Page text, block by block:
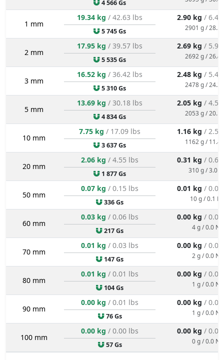
4 566 Gs
1 mm
19.34 kg / 42.63 lbs
5 745 Gs
2.90 kg /
2901 g / 28.5
2 mm
17.95 kg / 39.57 lbs
5 535 Gs
2.69 kg /
2692 g / 26.4
3 mm
16.52 kg / 36.42 lbs
5 310 Gs
2.48 kg /
2478 g / 24.3
5 mm
13.69 kg / 30.18 lbs
4 834 Gs
2.05 kg /
2053 g / 20.1
10 mm
7.75 kg / 17.09 lbs
3 637 Gs
1.16 kg /
1162 g / 11.4
20 mm
2.06 kg / 4.55 lbs
1 877 Gs
0.31 kg /
310 g / 3.0 N
50 mm
0.07 kg / 0.15 lbs
336 Gs
0.01 kg /
10 g / 0.1 N
60 mm
0.03 kg / 0.06 lbs
217 Gs
0.00 kg /
4 g / 0.0 N
70 mm
0.01 kg / 0.03 lbs
147 Gs
0.00 kg /
2 g / 0.0 N
80 mm
0.01 kg / 0.01 lbs
104 Gs
0.00 kg /
1 g / 0.0 N
90 mm
0.00 kg / 0.01 lbs
76 Gs
0.00 kg /
1 g / 0.0 N
100 mm
0.00 kg / 0.00 lbs
57 Gs
0.00 kg /
0 g / 0.0 N